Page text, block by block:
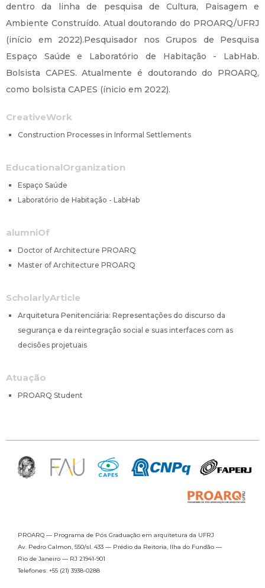
dentro da linha de pesquisa de Cultura, Paisagem e
Ambiente Construído. Atual doutorando do PROARQ/UFRJ
(início em 2022).Pesquisador nos Grupos de Pesquisa
Espaço Saúde e Laboratório de Habitação - LabHab.
Bolsista CAPES. Atualmente é doutorando do PROARQ,
como bolsista CAPES (ínicio em 2022).
CreativeWork
Construction Processes in Informal Settlements
EducationalOrganization
Espaço Saúde
Laboratório de Habitação - LabHab
alumniOf
Doctor of Architecture PROARQ
Master of Architecture PROARQ
ScholarlyArticle
Arquitetura Penitenciária: Representações do discurso da
segurança e da reintegração social e suas interfaces com as
decisões projetuais
Atuação
PROARQ Student
PROARQ — Programa de Pós Graduação em arquitetura da UFRJ
Av. Pedro Calmon, 550/sl. 433 — Prédio da Reitoria, Ilha do Fundão —
Rio de Janeiro — RJ 21941-901
Telefones: +55 (21) 3938-0288